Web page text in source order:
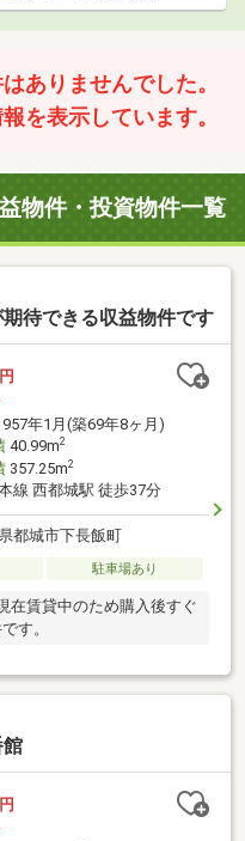
ありませんでした。
を表示しています。
物件・投資物件一覧
待できる収益物件です
年1月(築69年8ヶ月)
40.99m2
357.25m2
線 西都城駅 徒歩37分
都城市下長飯町
駐車場あり
在賃貸中のため購入後すぐ
す。